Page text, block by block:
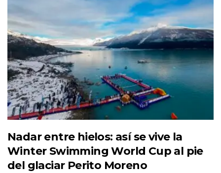
Nadar entre hielos: así se vive la
Winter Swimming World Cup al pie
del glaciar Perito Moreno